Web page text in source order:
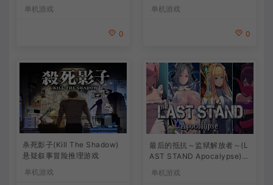
单机游戏
0
单机游戏
0
杀死影子(Kill The Shadow)
悬疑叙事冒险推理游戏
单机游戏
最后的抵抗～监狱解放者～(L
AST STAND Apocalypse)卡
单机游戏